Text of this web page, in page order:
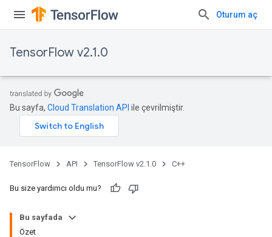
Oturum aç
TensorFlow v2.1.0
Bu sayfa, Cloud Translation API ile çevrilmiştir.
TensorFlow API TensorFlow v2.1.0 C++
Bu size yardımcı oldu mu?
Bu sayfada
Özet